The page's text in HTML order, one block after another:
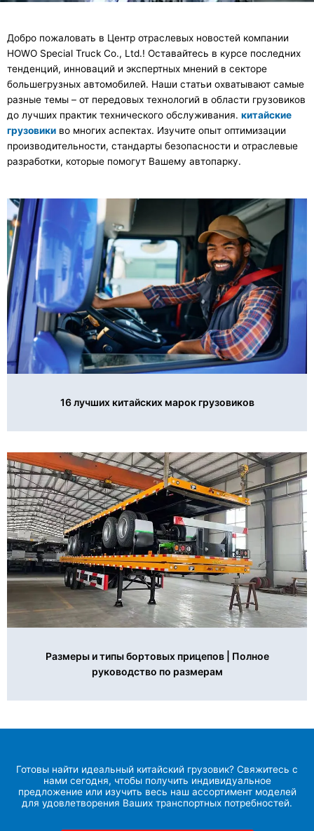
Добро пожаловать в Центр отраслевых новостей компании
HOWO Special Truck Co., Ltd.! Оставайтесь в курсе последних
тенденций, инноваций и экспертных мнений в секторе
большегрузных автомобилей. Наши статьи охватывают самые
разные темы – от передовых технологий в области грузовиков
до лучших практик технического обслуживания. китайские
грузовики во многих аспектах. Изучите опыт оптимизации
производительности, стандарты безопасности и отраслевые
разработки, которые помогут Вашему автопарку.
16 лучших китайских марок грузовиков
Размеры и типы бортовых прицепов | Полное
руководство по размерам
Готовы найти идеальный китайский грузовик? Свяжитесь с
нами сегодня, чтобы получить индивидуальное
предложение или изучить весь наш ассортимент моделей
для удовлетворения Ваших транспортных потребностей.